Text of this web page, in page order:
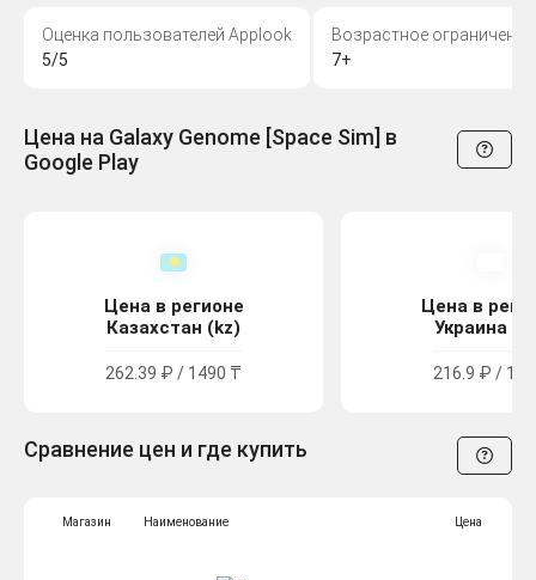
Оценка пользователей Applook
5/5
Возрастное ограничение
7+
Цена на Galaxy Genome [Space Sim] в
Google Play
Цена в регионе
Казахстан (kz)
262.39 ₽ / 1490 ₸
Цена в
Украина
216.9 ₽ /
Сравнение цен и где купить
Магазин Наименование Цена